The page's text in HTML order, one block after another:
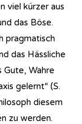
viel kürzer aus
das Böse.
pragmatisch
das Hässliche
Gute, Wahre
gelernt“ (S.
diesem
zu werden.